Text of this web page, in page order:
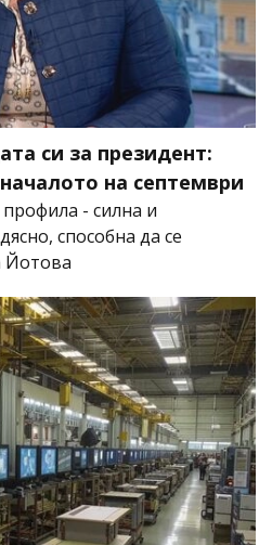
си за президент:
на септември
- силна и
способна да се
Йотова